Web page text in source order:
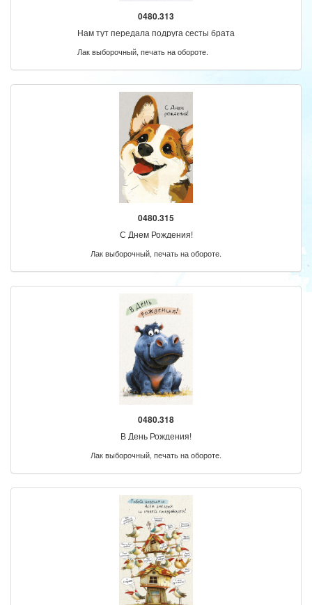
0480.313
Нам тут передала подруга сесты брата
Лак выборочный, печать на обороте.
0480.315
С Днем Рождения!
Лак выборочный, печать на обороте.
0480.318
В День Рождения!
Лак выборочный, печать на обороте.